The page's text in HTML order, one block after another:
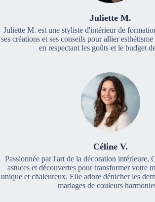
Juliette M.
Juliette M. est une styliste d'intérieur de
ses créations et ses conseils pour allier
en respectant les goûts et le budget
Céline V.
Passionnée par l'art de la décoration intérieure,
astuces et découvertes pour transformer votre
unique et chaleureux. Elle adore dénicher les
mariages de couleurs